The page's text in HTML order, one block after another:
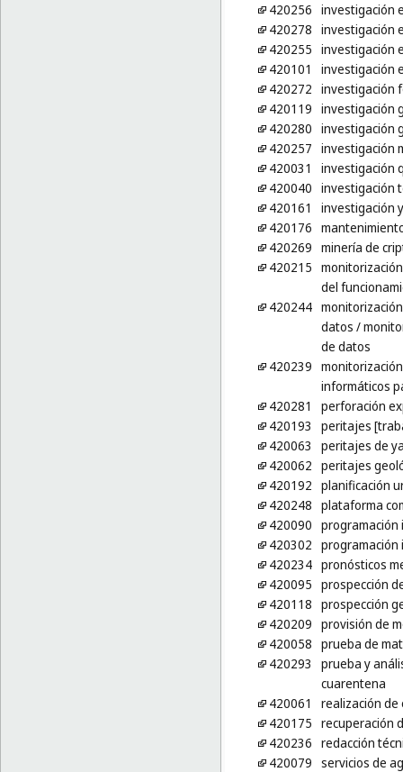
420256 investigación
420278 investigación
420255 investigación
420101
investigación
420272 investigación
420119 investigación
420280 investigación
420257 investigación
420031
investigación
420040 investigación
420161
investigación
420176
420269 minería de
420215
del
420244
datos /
de datos
420239
informáticos
420281
perforación
420193
peritajes
420063
peritajes de
420062 peritajes
420192 planificación
420248 plataforma
420090 programación
420302 programación
420234 pronósticos
420095 prospección
420118 prospección
420209 provisión de
420058 prueba de
420293
prueba y
cuarentena
420061
realización de
420175 recuperación
420236 redacción
420079 servicios de